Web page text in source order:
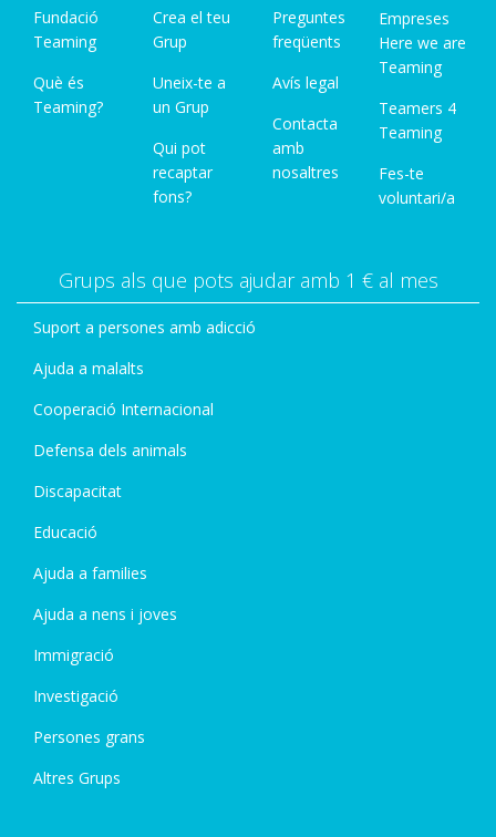
Fundació
Teaming
Què és
Teaming?
Crea el teu
Grup
Uneix-te a
un Grup
Qui pot
recaptar
fons?
Preguntes
freqüents
Avís legal
Contacta
amb
nosaltres
Empreses
Here we are
Teaming
Teamers 4
Teaming
Fes-te
voluntari/a
Grups als que pots ajudar amb 1 € al mes
Suport a persones amb adicció
Ajuda a malalts
Cooperació Internacional
Defensa dels animals
Discapacitat
Educació
Ajuda a families
Ajuda a nens i joves
Immigració
Investigació
Persones grans
Altres Grups